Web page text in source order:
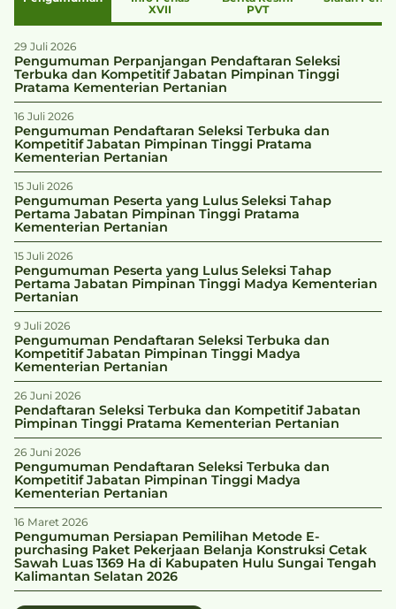
XVII
PVT
29 Juli 2026
Pengumuman Perpanjangan Pendaftaran Seleksi
Terbuka dan Kompetitif Jabatan Pimpinan Tinggi
Pratama Kementerian Pertanian
16 Juli 2026
Pengumuman Pendaftaran Seleksi Terbuka dan
Kompetitif Jabatan Pimpinan Tinggi Pratama
Kementerian Pertanian
15 Juli 2026
Pengumuman Peserta yang Lulus Seleksi Tahap
Pertama Jabatan Pimpinan Tinggi Pratama
Kementerian Pertanian
15 Juli 2026
Pengumuman Peserta yang Lulus Seleksi Tahap
Pertama Jabatan Pimpinan Tinggi Madya Kementerian
Pertanian
9 Juli 2026
Pengumuman Pendaftaran Seleksi Terbuka dan
Kompetitif Jabatan Pimpinan Tinggi Madya
Kementerian Pertanian
26 Juni 2026
Pendaftaran Seleksi Terbuka dan Kompetitif Jabatan
Pimpinan Tinggi Pratama Kementerian Pertanian
26 Juni 2026
Pengumuman Pendaftaran Seleksi Terbuka dan
Kompetitif Jabatan Pimpinan Tinggi Madya
Kementerian Pertanian
16 Maret 2026
Pengumuman Persiapan Pemilihan Metode E-
purchasing Paket Pekerjaan Belanja Konstruksi Cetak
Sawah Luas 1369 Ha di Kabupaten Hulu Sungai Tengah
Kalimantan Selatan 2026